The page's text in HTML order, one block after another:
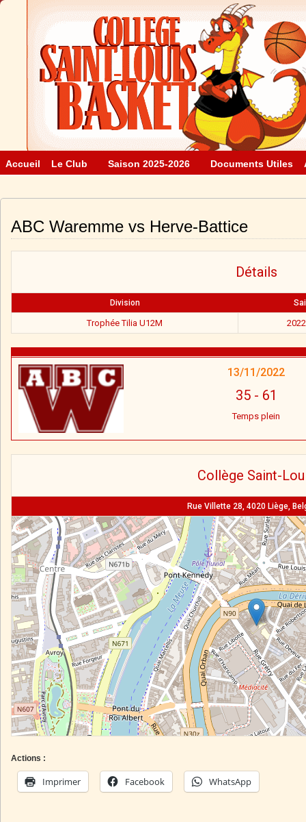
Accueil Le Club Saison 2025-2026 Documents Utiles
ABC Waremme vs Herve-Battice
Détails
Division
Trophée Tilia U12M
13/11/2022
35- 61
Temps plein
Collège Saint-
Rue Villette 28, 4020 Liège,
Actions :
Imprimer Facebook WhatsApp